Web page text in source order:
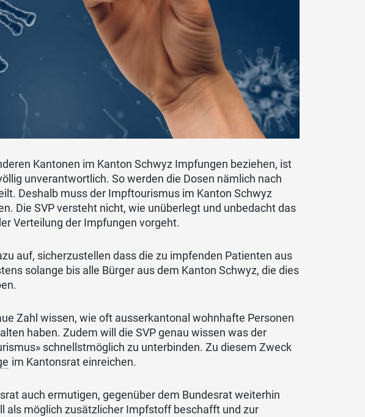
Kantonen im Kanton Schwyz Impfungen beziehen, ist
unverantwortlich. So werden die Dosen nämlich nach
Deshalb muss der Impftourismus im Kanton Schwyz
Die SVP versteht nicht, wie unüberlegt und unbedacht das
Verteilung der Impfungen vorgeht.
auf, sicherzustellen dass die zu impfenden Patienten aus
solange bis alle Bürger aus dem Kanton Schwyz, die dies
Zahl wissen, wie oft ausserkantonal wohnhafte Personen
haben. Zudem will die SVP genau wissen was der
schnellstmöglich zu unterbinden. Zu diesem Zweck
im Kantonsrat einreichen.
auch ermutigen, gegenüber dem Bundesrat weiterhin
als möglich zusätzlicher Impfstoff beschafft und zur